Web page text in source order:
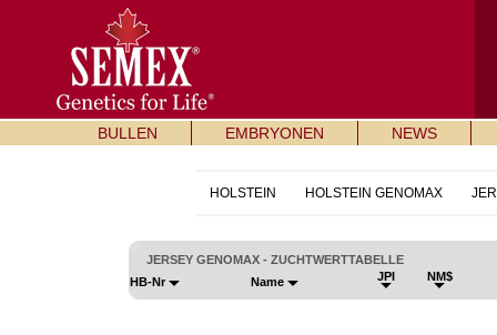
BULLEN EMBRYONEN NEWS
HOLSTEIN HOLSTEIN GENOMAX
JERSEY GENOMAX - ZUCHTWERTTABELLE
HB-Nr
Name JPI NM$